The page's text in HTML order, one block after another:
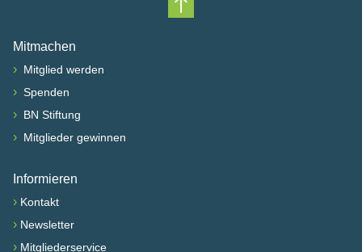
Nach oben scrollen
Mitmachen
› Mitglied werden
› Spenden
› BN Stiftung
› Mitglieder gewinnen
Informieren
› Kontakt
› Newsletter
› Mitgliederservice